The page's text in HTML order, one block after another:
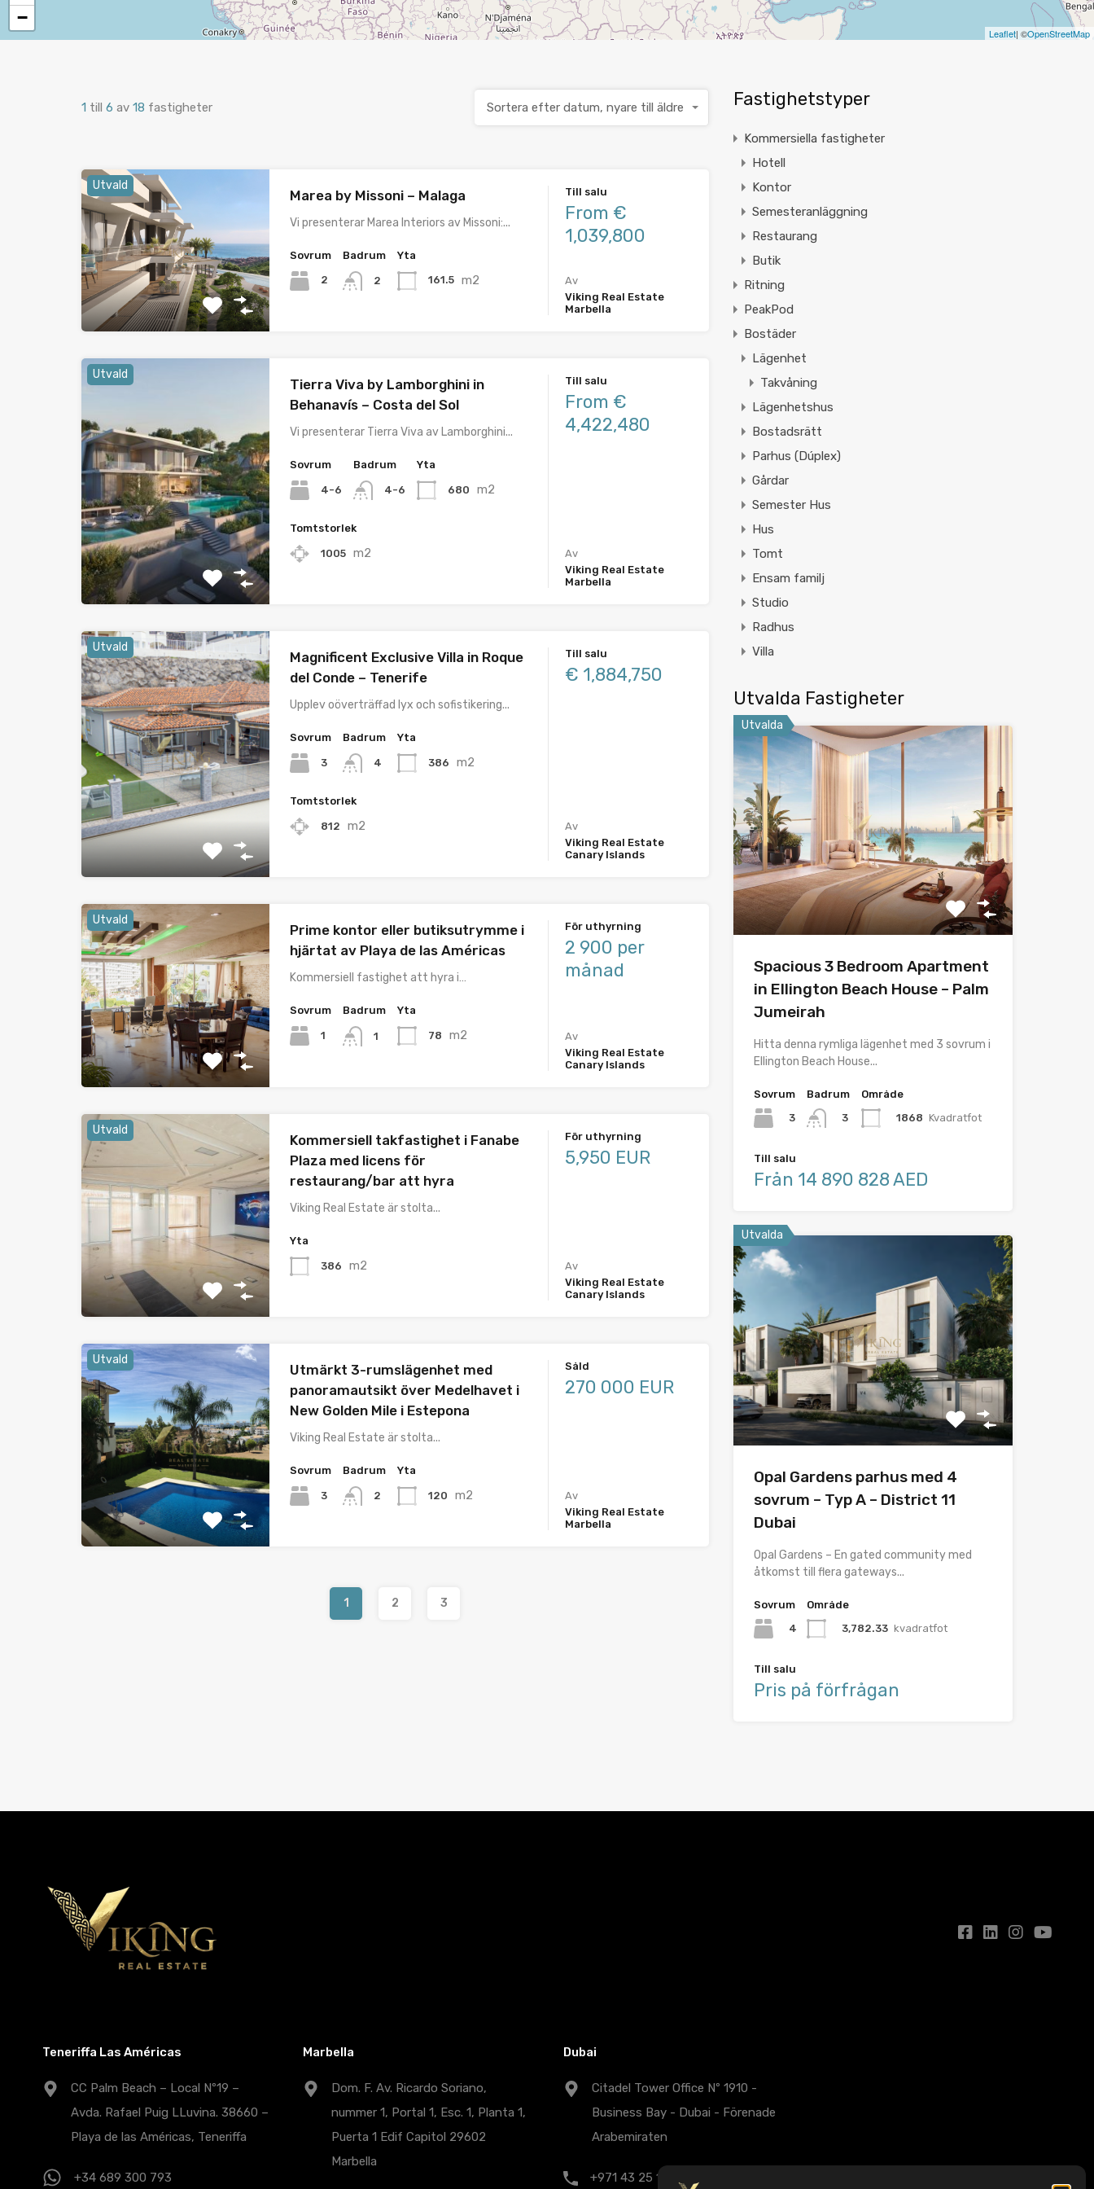
−
Leaflet| ©OpenStreetMap
1 till 6 av 18 fastigheter Sortera efter datum, nyare till äldre
Utvald
Marea by Missoni – Malaga
Vi presenterar Marea Interiors av Missoni:...
Sovrum
2
Badrum
2
Yta
161.5 m2
Till salu
From €
1,039,800
Av
Viking Real Estate
Marbella
Utvald
Tierra Viva by Lamborghini in
Behanavís – Costa del Sol
Vi presenterar Tierra Viva av Lamborghini...
Sovrum
4-6
Badrum
4-6
Yta
680 m2
Tomtstorlek
1005 m2
Till salu
From €
4,422,480
Av
Viking Real Estate
Marbella
Utvald
Magnificent Exclusive Villa in Roque
del Conde – Tenerife
Upplev oöverträffad lyx och sofistikering...
Sovrum
3
Badrum
4
Yta
386 m2
Tomtstorlek
812 m2
Till salu
€ 1,884,750
Av
Viking Real Estate
Canary Islands
Utvald
Prime kontor eller butiksutrymme i
hjärtat av Playa de las Américas
Kommersiell fastighet att hyra i…
Sovrum
1
Badrum
1
Yta
78 m2
För uthyrning
2 900 per
månad
Av
Viking Real Estate
Canary Islands
Utvald
Kommersiell takfastighet i Fanabe
Plaza med licens för
restaurang/bar att hyra
Viking Real Estate är stolta...
Yta
386 m2
För uthyrning
5,950 EUR
Av
Viking Real Estate
Canary Islands
Utvald
Utmärkt 3-rumslägenhet med
panoramautsikt över Medelhavet i
New Golden Mile i Estepona
Viking Real Estate är stolta...
Sovrum
3
Badrum
2
Yta
120 m2
Såld
270 000 EUR
Av
Viking Real Estate
Marbella
1 2 3
Fastighetstyper
Kommersiella fastigheter
Hotell
Kontor
Semesteranläggning
Restaurang
Butik
Ritning
PeakPod
Bostäder
Lägenhet
Takvåning
Lägenhetshus
Bostadsrätt
Parhus (Dúplex)
Gårdar
Semester Hus
Hus
Tomt
Ensam familj
Studio
Radhus
Villa
Utvalda Fastigheter
Utvalda
Spacious 3 Bedroom Apartment
in Ellington Beach House – Palm
Jumeirah
Hitta denna rymliga lägenhet med 3 sovrum i
Ellington Beach House...
Sovrum
3
Badrum
3
Område
1868 Kvadratfot
Till salu
Från 14 890 828 AED
Utvalda
Opal Gardens parhus med 4
sovrum – Typ A – District 11
Dubai
Opal Gardens – En gated community med
åtkomst till flera gateways...
Sovrum
4
Område
3,782.33 kvadratfot
Till salu
Pris på förfrågan
Teneriffa Las Américas
CC Palm Beach – Local Nº19 –
Avda. Rafael Puig LLuvina. 38660 –
Playa de las Américas, Teneriffa
+34 689 300 793
Marbella
Dom. F. Av. Ricardo Soriano,
nummer 1, Portal 1, Esc. 1, Planta 1,
Puerta 1 Edif Capitol 29602
Marbella
Dubai
Citadel Tower Office Nº 1910 -
Business Bay - Dubai - Förenade
Arabemiraten
+971 43 25 1007